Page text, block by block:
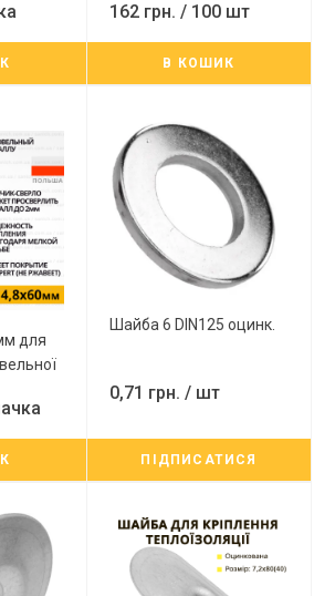
з
рам до бетону, з
головкою під TX-30,
162 грн. / 100 шт
В КОШИК
для
2 з
Шайба 6 DIN125 оцинк.
0,71 грн. / шт
ПІДПИСАТИСЯ